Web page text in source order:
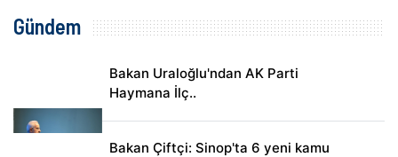
Gündem
Bakan Uraloğlu'ndan AK Parti
Haymana İlç..
Bakan Çiftçi: Sinop'ta 6 yeni kamu